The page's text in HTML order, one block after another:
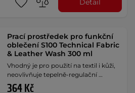
Prací prostředek pro funkční
oblečení S100 Technical Fabric
& Leather Wash 300 ml
Vhodný je pro použití na textil i kůži,
neovlivňuje tepelně-regulační …
364 Kč